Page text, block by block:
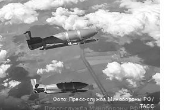
Фото: Пресс-служба Минобороны РФ/
ТАСС